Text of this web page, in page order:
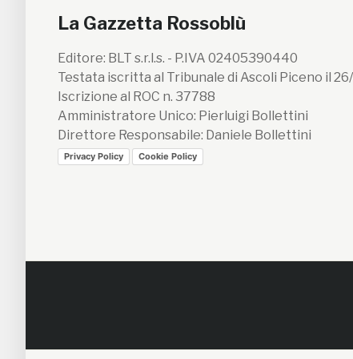
La Gazzetta Rossoblù
Editore: BLT s.r.l.s. - P.IVA 02405390440
Testata iscritta al Tribunale di Ascoli Piceno il 26/
Iscrizione al ROC n. 37788
Amministratore Unico: Pierluigi Bollettini
Direttore Responsabile: Daniele Bollettini
Privacy Policy Cookie Policy